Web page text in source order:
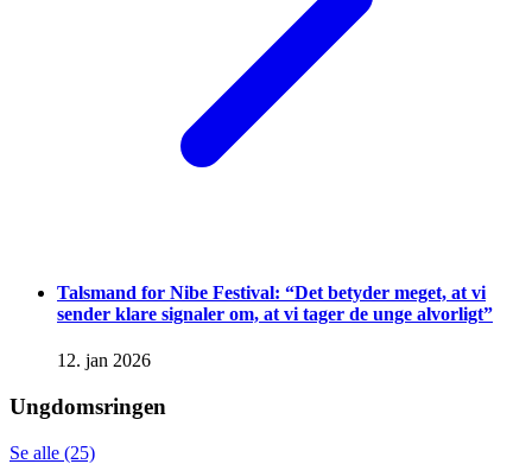
Talsmand for Nibe Festival: “Det betyder meget, at vi
sender klare signaler om, at vi tager de unge alvorligt”
12. jan 2026
Ungdomsringen
Se alle (25)